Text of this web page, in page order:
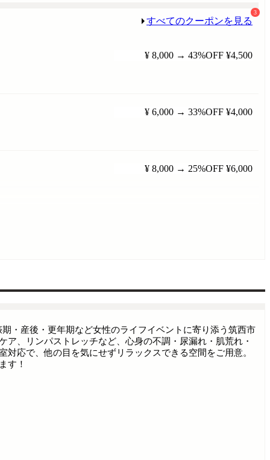
すべてのクーポンを見る
3
¥ 8,000 → 43%OFF ¥4,500
¥ 6,000 → 33%OFF ¥4,000
¥ 8,000 → 25%OFF ¥6,000
・産後・更年期など女性のライフイベントに寄り添う筑西市
、リンパストレッチなど、心身の不調・尿漏れ・肌荒れ・
応で、他の目を気にせずリラックスできる空間をご用意。
す！